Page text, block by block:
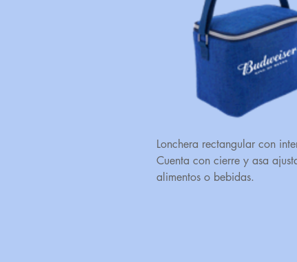
Lonchera rectangular con
Cuenta con cierre y asa
alimentos o bebidas.